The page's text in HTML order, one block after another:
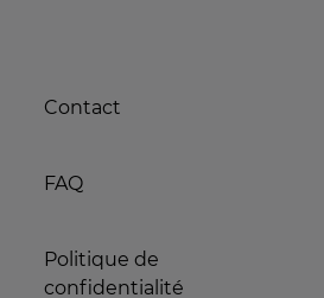
Contact
FAQ
Politique de
confidentialité